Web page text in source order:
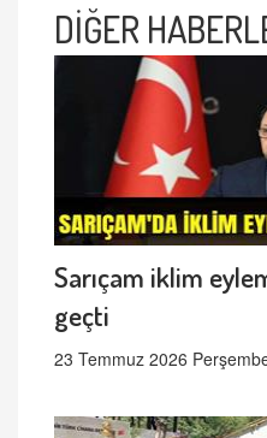
DİĞER
Sarıçam iklim
geçti
23 Temmuz 2026